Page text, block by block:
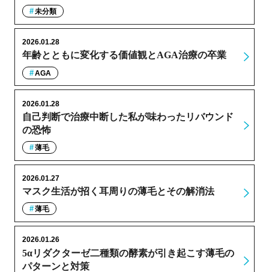
未分類
年齢とともに変化する価値観とAGA治療の卒業
2026.01.28
AGA
自己判断で治療中断した私が味わったリバウンド
の恐怖
2026.01.28
薄毛
マスク生活が招く耳周りの薄毛とその解消法
2026.01.27
薄毛
5αリダクターゼ二種類の酵素が引き起こす薄毛の
パターンと対策
2026.01.26